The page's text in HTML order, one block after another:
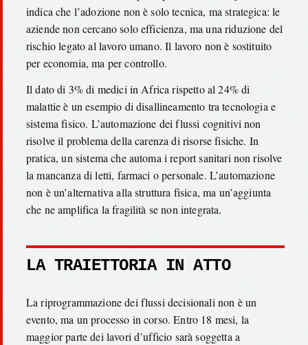
indica che l’adozione non è solo tecnica, ma strategica: le
aziende non cercano solo efficienza, ma una riduzione del
rischio legato al lavoro umano. Il lavoro non è sostituito
per economia, ma per controllo.
Il dato di 3% di medici in Africa rispetto al 24% di
malattie è un esempio di disallineamento tra tecnologia e
sistema fisico. L’automazione dei flussi cognitivi non
risolve il problema della carenza di risorse fisiche. In
pratica, un sistema che automa i report sanitari non risolve
la mancanza di letti, farmaci o personale. L’automazione
non è un’alternativa alla struttura fisica, ma un’aggiunta
che ne amplifica la fragilità se non integrata.
LA TRAIETTORIA IN ATTO
La riprogrammazione dei flussi decisionali non è un
evento, ma un processo in corso. Entro 18 mesi, la
maggior parte dei lavori d’ufficio sarà soggetta a